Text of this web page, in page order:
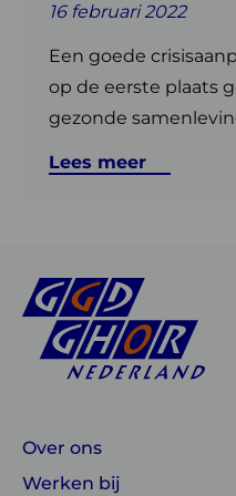
16 februari 2022
Een goede
op de eerste plaats
gezonde
Lees meer
Over ons
Werken bij